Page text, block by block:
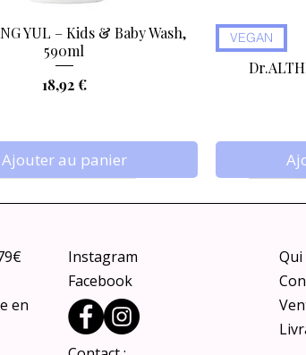
Aperçu rapide
YUL – Kids & Baby Wash,
590ml
Prix
18,92 €
Ajouter au panier
VEGAN
en
Instagram
Facebook